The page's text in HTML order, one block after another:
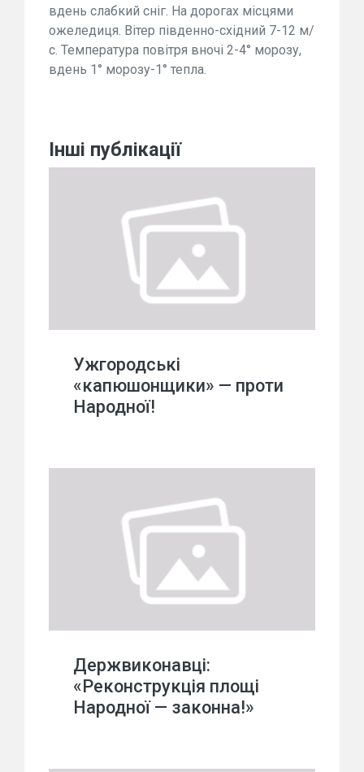
вдень слабкий сніг. На дорогах місцями
ожеледиця. Вітер південно-східний 7-12 м/
с. Температура повітря вночі 2-4° морозу,
вдень 1° морозу-1° тепла.
Інші публікації
Ужгородські
«капюшонщики» — проти
Народної!
Держвиконавці:
«Реконструкція площі
Народної — законна!»